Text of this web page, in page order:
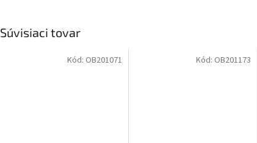
Súvisiaci tovar
Kód: OB201071 Kód: OB201173